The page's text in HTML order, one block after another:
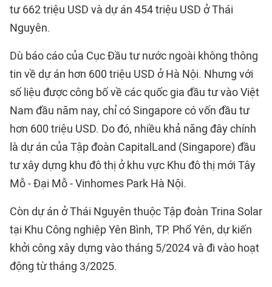
tư 662 triệu USD và dự án 454 triệu USD ở Thái
Nguyên.
Dù báo cáo của Cục Đầu tư nước ngoài không thông
tin về dự án hơn 600 triệu USD ở Hà Nội. Nhưng với
số liệu được công bố về các quốc gia đầu tư vào Việt
Nam đầu năm nay, chỉ có Singapore có vốn đầu tư
hơn 600 triệu USD. Do đó, nhiều khả năng đây chính
là dự án của Tập đoàn CapitalLand (Singapore) đầu
tư xây dựng khu đô thị ở khu vực Khu đô thị mới Tây
Mỗ - Đại Mỗ - Vinhomes Park Hà Nội.
Còn dự án ở Thái Nguyên thuộc Tập đoàn Trina Solar
tại Khu Công nghiệp Yên Bình, TP. Phổ Yên, dự kiến
khởi công xây dựng vào tháng 5/2024 và đi vào hoạt
động từ tháng 3/2025.